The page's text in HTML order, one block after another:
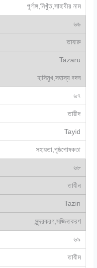
পূর্ণাঙ্গ,নিখুঁত,সাহাবীর নাম
৬৬
তাযারু
Tazaru
হাসিমুখ,সহাস্য বদন
৬৭
তায়ীদ
Tayid
সহায়তা,পূষ্ঠপোষকতা
৬৮
তাযীন
Tazin
সুন্দরকরণ,সজ্জিতকরণ
৬৯
তাযীম